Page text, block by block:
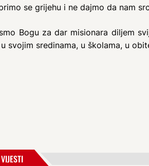
se grijehu i ne dajmo da nam
Bogu za dar misionara diljem
svojim sredinama, u školama, u